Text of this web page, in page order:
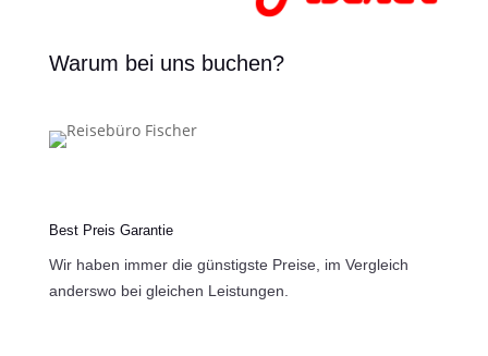
Warum bei uns buchen?
Best Preis Garantie
Wir haben immer die günstigste Preise, im Vergleich
anderswo bei gleichen Leistungen.